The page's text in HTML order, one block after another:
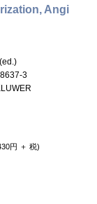
Angi
3
円 ＋ 税)